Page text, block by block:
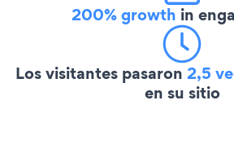
200% growth in
Los visitantes pasaron 2,5
en su sitio